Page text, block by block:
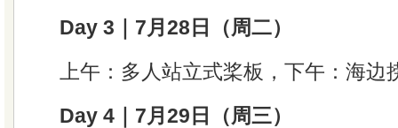
Day 3｜7月28日（周二）
上午：多人站立式桨板，下午：海边
Day 4｜7月29日（周三）